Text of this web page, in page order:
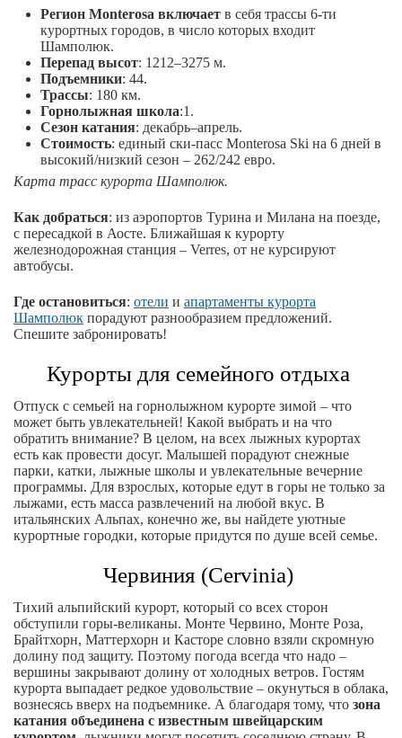
Регион Monterosa включает в себя трассы 6-ти
курортных городов, в число которых входит
Шамполюк.
Перепад высот: 1212–3275 м.
Подъемники: 44.
Трассы: 180 км.
Горнолыжная школа:1.
Сезон катания: декабрь–апрель.
Стоимость: единый ски-пасс Monterosa Ski на 6 дней в
высокий/низкий сезон – 262/242 евро.
Карта трасс курорта Шамполюк.
Как добраться: из аэропортов Турина и Милана на поезде,
с пересадкой в Аосте. Ближайшая к курорту
железнодорожная станция – Verres, от не курсируют
автобусы.
Где остановиться: отели и апартаменты курорта
Шамполюк порадуют разнообразием предложений.
Спешите забронировать!
Курорты для семейного отдыха
Отпуск с семьей на горнолыжном курорте зимой – что
может быть увлекательней! Какой выбрать и на что
обратить внимание? В целом, на всех лыжных курортах
есть как провести досуг. Малышей порадуют снежные
парки, катки, лыжные школы и увлекательные вечерние
программы. Для взрослых, которые едут в горы не только за
лыжами, есть масса развлечений на любой вкус. В
итальянских Альпах, конечно же, вы найдете уютные
курортные городки, которые придутся по душе всей семье.
Червиния (Cervinia)
Тихий альпийский курорт, который со всех сторон
обступили горы-великаны. Монте Червино, Монте Роза,
Брайтхорн, Маттерхорн и Касторе словно взяли скромную
долину под защиту. Поэтому погода всегда что надо –
вершины закрывают долину от холодных ветров. Гостям
курорта выпадает редкое удовольствие – окунуться в облака,
вознесясь вверх на подъемнике. А благодаря тому, что зона
катания объединена с известным швейцарским